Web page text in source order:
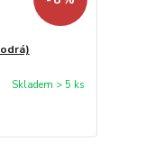
Skladem > 5 ks